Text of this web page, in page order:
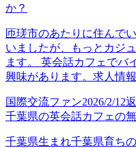
か？
匝瑳市のあたりに住んで
いましたが、もっとカジ
ます。 英会話カフェでバ
興味があります。求人情
国際交流ファン2026/2/12
千葉県の英会話カフェの
千葉県生まれ千葉県育ち